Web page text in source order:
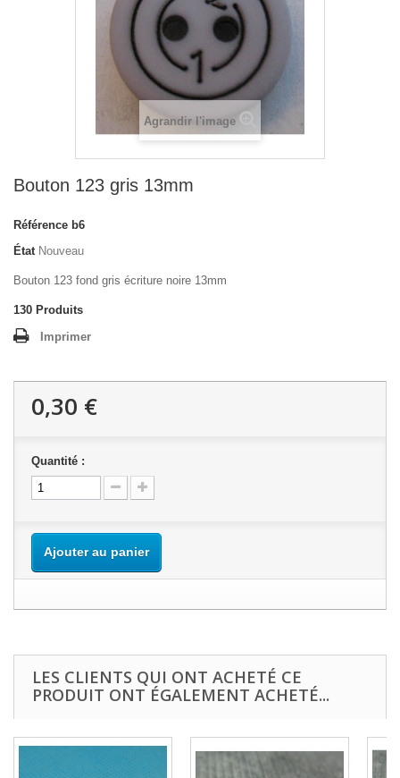
Agrandir l'image
Bouton 123 gris 13mm
Référence b6
État Nouveau
Bouton 123 fond gris écriture noire 13mm
130 Produits
Imprimer
0,30 €
Quantité :
Ajouter au panier
LES CLIENTS QUI ONT ACHETÉ CE
PRODUIT ONT ÉGALEMENT ACHETÉ...